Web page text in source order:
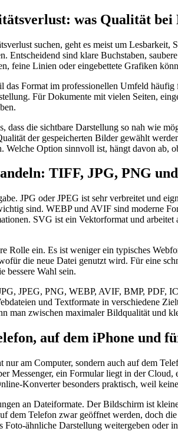
was Qualität bei
suchen, geht es meist um Lesbarkeit,
Entscheidend sind klare Buchstaben,
feine Linien oder eingebettete Grafiken
Format im professionellen Umfeld
Für Dokumente mit vielen Seiten,
dass die sichtbare Darstellung so nah wie
der gespeicherten Bilder gewählt
Welche Option sinnvoll ist, hängt davon ab,
TIFF, JPG, PNG
JPG oder JPEG ist sehr verbreitet und
sind. WEBP und AVIF sind moderne
SVG ist ein Vektorformat und
Rolle ein. Es ist weniger ein typisches
die neue Datei genutzt wird. Für eine
bessere Wahl sein.
JPEG, PNG, WEBP, AVIF, BMP,
und Textformate in verschiedene
man zwischen maximaler Bildqualität und
auf dem iPhone und
am Computer, sondern auch auf dem
Messenger, ein Formular liegt in der
Konverter besonders praktisch, weil
an Dateiformate. Der Bildschirm ist
dem Telefon zwar geöffnet werden, doch
Foto-ähnliche Darstellung weitergeben oder